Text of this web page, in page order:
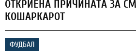
ОТКРИЕНА ПРИЧИНАТА ЗА
КОШАРКАРОТ
ФУДБАЛ